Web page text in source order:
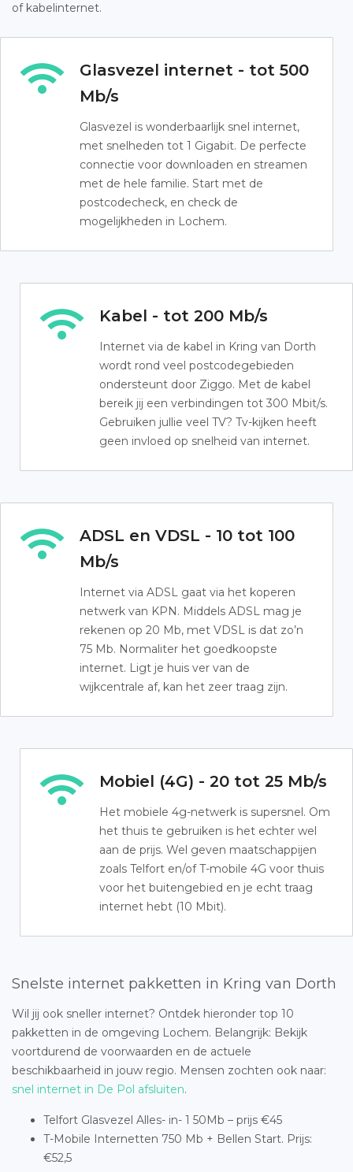
of kabelinternet.
Glasvezel internet - tot 500
Mb/s
Glasvezel is wonderbaarlijk snel internet,
met snelheden tot 1 Gigabit. De perfecte
connectie voor downloaden en streamen
met de hele familie. Start met de
postcodecheck, en check de
mogelijkheden in Lochem.
Kabel - tot 200 Mb/s
Internet via de kabel in Kring van Dorth
wordt rond veel postcodegebieden
ondersteunt door Ziggo. Met de kabel
bereik jij een verbindingen tot 300 Mbit/s.
Gebruiken jullie veel TV? Tv-kijken heeft
geen invloed op snelheid van internet.
ADSL en VDSL - 10 tot 100
Mb/s
Internet via ADSL gaat via het koperen
netwerk van KPN. Middels ADSL mag je
rekenen op 20 Mb, met VDSL is dat zo’n
75 Mb. Normaliter het goedkoopste
internet. Ligt je huis ver van de
wijkcentrale af, kan het zeer traag zijn.
Mobiel (4G) - 20 tot 25 Mb/s
Het mobiele 4g-netwerk is supersnel. Om
het thuis te gebruiken is het echter wel
aan de prijs. Wel geven maatschappijen
zoals Telfort en/of T-mobile 4G voor thuis
voor het buitengebied en je echt traag
internet hebt (10 Mbit).
Snelste internet pakketten in Kring van Dorth
Wil jij ook sneller internet? Ontdek hieronder top 10
pakketten in de omgeving Lochem. Belangrijk: Bekijk
voortdurend de voorwaarden en de actuele
beschikbaarheid in jouw regio. Mensen zochten ook naar:
snel internet in De Pol afsluiten.
Telfort Glasvezel Alles- in- 1 50Mb – prijs €45
T-Mobile Internetten 750 Mb + Bellen Start. Prijs:
€52,5